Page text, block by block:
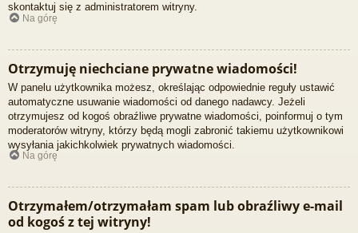
skontaktuj się z administratorem witryny.
Na górę
Otrzymuję niechciane prywatne wiadomości!
W panelu użytkownika możesz, określając odpowiednie reguły ustawić
automatyczne usuwanie wiadomości od danego nadawcy. Jeżeli
otrzymujesz od kogoś obraźliwe prywatne wiadomości, poinformuj o tym
moderatorów witryny, którzy będą mogli zabronić takiemu użytkownikowi
wysyłania jakichkolwiek prywatnych wiadomości.
Na górę
Otrzymałem/otrzymałam spam lub obraźliwy e-mail
od kogoś z tej witryny!